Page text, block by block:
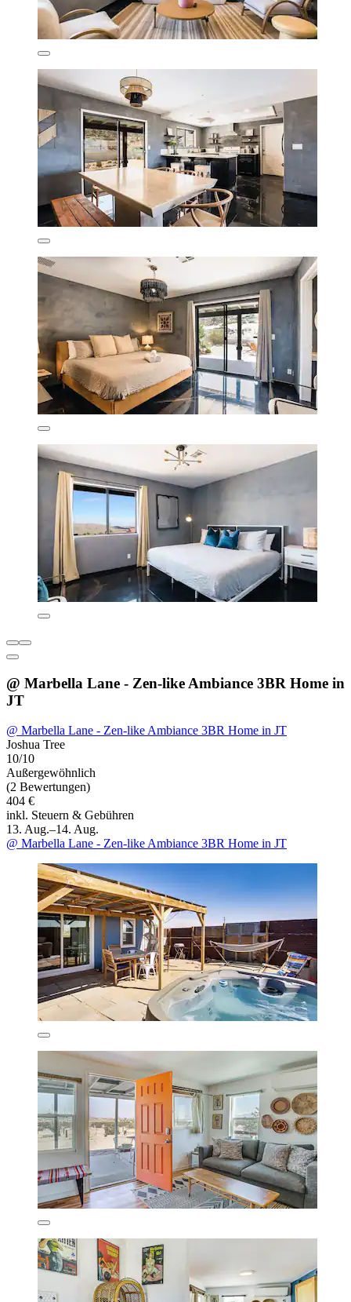
@ Marbella Lane - Zen-like Ambiance 3BR Home in
JT
@ Marbella Lane - Zen-like Ambiance 3BR Home in JT
Joshua Tree
10/10
Außergewöhnlich
(2 Bewertungen)
404 €
inkl. Steuern & Gebühren
13. Aug.–14. Aug.
@ Marbella Lane - Zen-like Ambiance 3BR Home in JT